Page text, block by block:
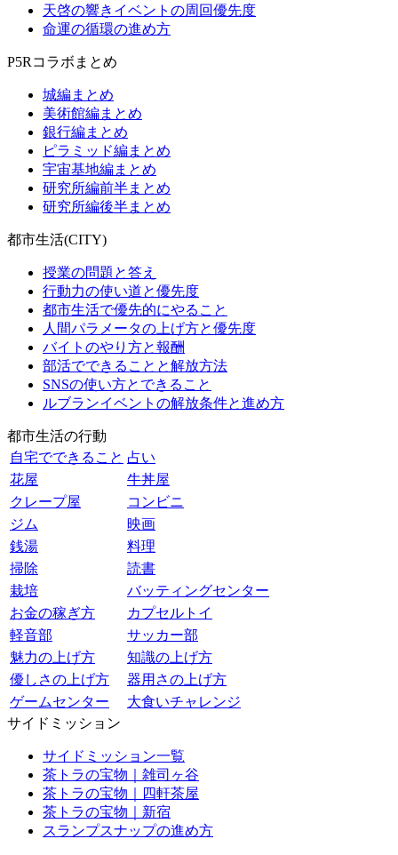
天啓の響きイベントの周回優先度
命運の循環の進め方
P5Rコラボまとめ
城編まとめ
美術館編まとめ
銀行編まとめ
ピラミッド編まとめ
宇宙基地編まとめ
研究所編前半まとめ
研究所編後半まとめ
都市生活(CITY)
授業の問題と答え
行動力の使い道と優先度
都市生活で優先的にやること
人間パラメータの上げ方と優先度
バイトのやり方と報酬
部活でできることと解放方法
SNSの使い方とできること
ルブランイベントの解放条件と進め方
都市生活の行動
自宅でできること 占い
花屋
牛丼屋
クレープ屋
コンビニ
ジム
映画
銭湯
料理
掃除
読書
栽培
バッティングセンター
お金の稼ぎ方
カプセルトイ
軽音部
サッカー部
魅力の上げ方
知識の上げ方
優しさの上げ方
器用さの上げ方
ゲームセンター
大食いチャレンジ
サイドミッション
サイドミッション一覧
茶トラの宝物｜雑司ヶ谷
茶トラの宝物｜四軒茶屋
茶トラの宝物｜新宿
スランプスナップの進め方